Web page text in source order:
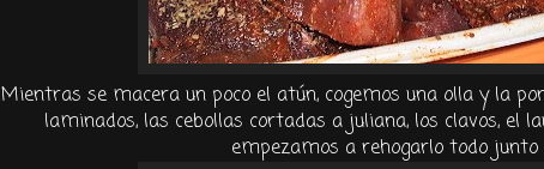
Mientras se macera un poco el atún, cogemos una olla y la
laminados, las cebollas cortadas a juliana, los clavos, el
empezamos a rehogarlotodo junto